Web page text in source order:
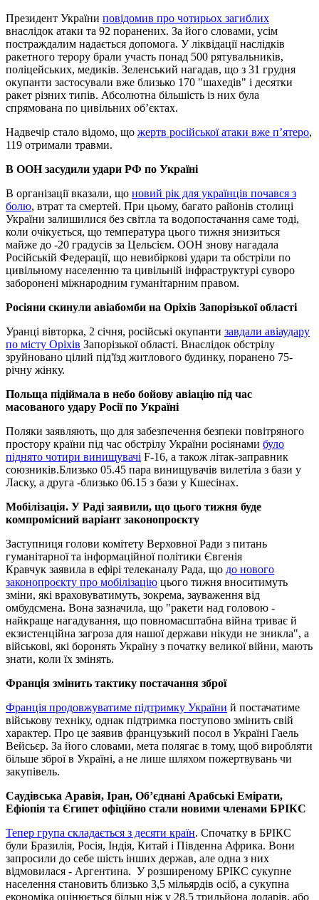
Президент України повідомив про чотирьох загиблих
внаслідок атаки та 92 поранених. За його словами, усім
постраждалим надається допомога. У ліквідації наслідків
ракетного терору брали участь понад 500 рятувальників,
поліцейських, медиків. Зеленський нагадав, що з 31 грудня
окупанти застосували вже близько 170 "шахедів" і десятки
ракет різних типів. Абсолютна більшість із них була
спрямована по цивільних обʼєктах.
Надвечір стало відомо, що жертв російської атаки вже п’ятеро,
119 отримали травми.
В ООН засудили удари РФ по Україні
В організації вказали, що новий рік для українців почався з
болю, втрат та смертей. При цьому, багато районів столиці
України залишилися без світла та водопостачання саме тоді,
коли очікується, що температура цього тижня знизиться
майже до -20 градусів за Цельсієм. ООН знову нагадала
Російській Федерації, що невибіркові удари та обстріли по
цивільному населенню та цивільній інфраструктурі суворо
заборонені міжнародним гуманітарним правом.
Росіяни скинули авіабомби на Оріхів Запорізької області
Уранці вівторка, 2 січня, російські окупанти завдали авіаудару
по місту Оріхів Запорізької області. Внаслідок обстрілу
зруйновано цілий під'їзд житлового будинку, поранено 75-
річну жінку.
Польща підіймала в небо бойову авіацію під час
масованого удару Росії по Україні
Поляки заявляють, що для забезпечення безпеки повітряного
простору країни під час обстрілу України росіянами було
піднято чотири винищувачі F-16, а також літак-заправник
союзників.Близько 05.45 пара винищувачів вилетіла з бази у
Ласку, а друга -близько 06.15 з бази у Кшесінах.
Мобілізація. У Раді заявили, що цього тижня буде
компромісний варіант законопроєкту
Заступниця голови комітету Верховної Ради з питань
гуманітарної та інформаційної політики Євгенія
Кравчук заявила в ефірі телеканалу Рада, що до нового
законопроєкту про мобілізацію цього тижня вноситимуть
зміни, які враховуватимуть, зокрема, зауваження від
омбудсмена. Вона зазначила, що "ракети над головою -
найкраще нагадування, що повномасштабна війна триває й
екзистенційна загроза для нашої держави нікуди не зникла", а
військові, які боронять Україну з початку великої війни, мають
знати, коли їх змінять.
Франція змінить тактику постачання зброї
Франція продовжуватиме підтримку України й постачатиме
військову техніку, однак підтримка поступово змінить свій
характер. Про це заявив французький посол в Україні Гаель
Вейсьєр. За його словами, мета полягає в тому, щоб виробляти
більше зброї в Україні, а не лише шляхом пожертвувань чи
закупівель.
Саудівська Аравія, Іран, Об’єднані Арабські Емірати,
Ефіопія та Єгипет офіційно стали новими членами БРІКС
Тепер група складається з десяти країн. Спочатку в БРІКС
були Бразилія, Росія, Індія, Китай і Південна Африка. Вони
запросили до себе шість інших держав, але одна з них
відмовилася - Аргентина. У розширеному БРІКС сукупне
населення становить близько 3,5 мільярдів осіб, а сукупна
економіка оцінюється більш ніж у 28,5 трильйона доларів, або